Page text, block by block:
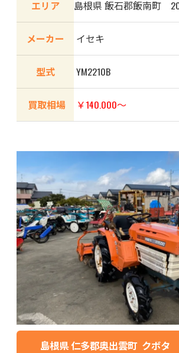
エリア 島根県 飯石郡飯南町
メーカー イセキ
型式 YM2210B
買取相場 ￥140.000～
島根県 仁多郡奥出雲町 クボタ